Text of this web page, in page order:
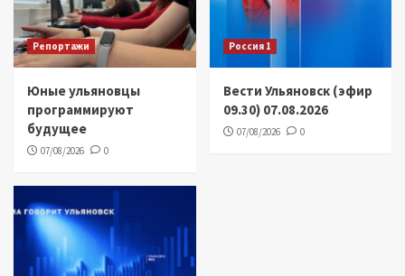
Репортажи
Юные ульяновцы
программируют
будущее
07/08/2026 0
Россия 1
Вести Ульяновск (эфир
09.30) 07.08.2026
07/08/2026 0